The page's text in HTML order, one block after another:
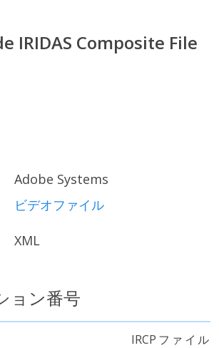
IRIDAS Composite File
Adobe Systems
ビデオファイル
XML
ョン番号
IRCPファイル